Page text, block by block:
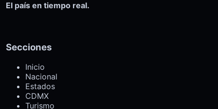
El país en tiempo real.
Secciones
Inicio
Nacional
Estados
CDMX
Turismo